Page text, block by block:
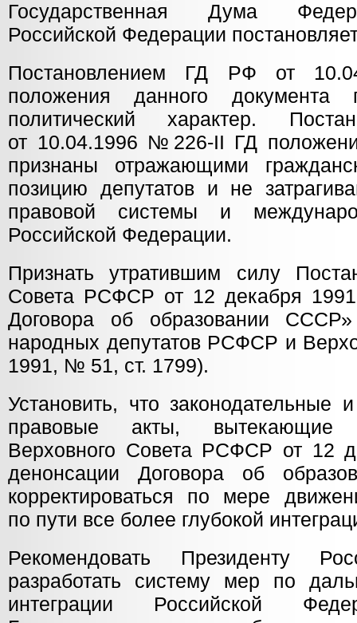
Государственная Дума
Российской Федерации
Постановлением ГД РФ от
положения данного документа
политический характер.
от 10.04.1996 №226-II ГД
признаны отражающими
позицию депутатов и не
правовой системы и
Российской Федерации.
Признать утратившим силу
Совета РСФСР от 12 декабря
Договора об образовании
народных депутатов РСФСР и
1991, № 51, ст. 1799).
Установить, что законодательные
правовые акты, вытекающие
Верховного Совета РСФСР от 12
денонсации Договора об
корректироваться по мере
по пути все более глубокой
Рекомендовать Президенту
разработать систему мер по
интеграции Российской